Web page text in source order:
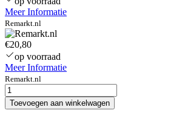
Meer Informatie
Remarkt.nl
€20,80
op voorraad
Meer Informatie
Remarkt.nl
hp-
elitebook-
840-
Toevoegen aan winkelwagen